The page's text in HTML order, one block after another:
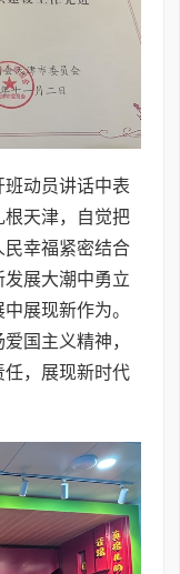
动员讲话中表
根天津，自觉把
幸福紧密结合
展大潮中勇立
展现新作为。
国主义精神，
任，展现新时代